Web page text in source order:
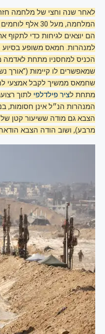
לאחר שנה וחצי של מלחמה
המלחמה, מעל
הם יוצאים לגיחות כדי לתקוף
למנהרות. חמאס משופע בסיוע
הכניס למחסניו מתחת לאדמה
שמאפשרים לו קיימוּת ("אורך
שחמאס ממשיך לקבל אמצעי
מתחת לציר פילדלפי לתוך
המנהרות הנ״ל אינן חסומות,
הצבא גם מודה ששיעור קטן
מרבע), ושוב הודה הצבא